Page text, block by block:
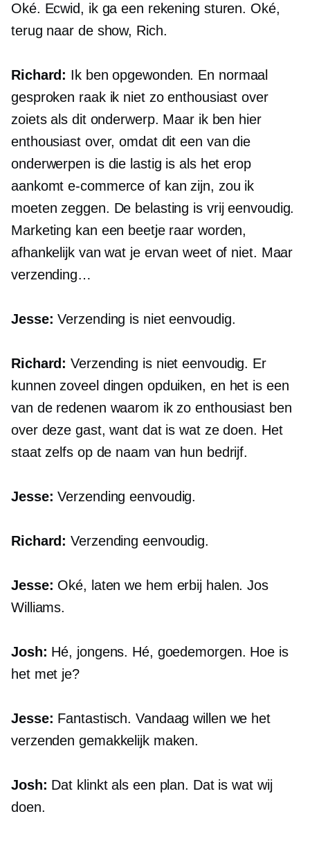
Oké. Ecwid, ik ga een rekening sturen. Oké,
terug naar de show, Rich.
Richard: Ik ben opgewonden. En normaal
gesproken raak ik niet zo enthousiast over
zoiets als dit onderwerp. Maar ik ben hier
enthousiast over, omdat dit een van die
onderwerpen is die lastig is als het erop
aankomte-commerce of kan zijn, zou ik
moeten zeggen. De belasting is vrij eenvoudig.
Marketing kan een beetje raar worden,
afhankelijk van wat je ervan weet of niet. Maar
verzending…
Jesse: Verzending is niet eenvoudig.
Richard: Verzending is niet eenvoudig. Er
kunnen zoveel dingen opduiken, en het is een
van de redenen waarom ik zo enthousiast ben
over deze gast, want dat is wat ze doen. Het
staat zelfs op de naam van hun bedrijf.
Jesse: Verzending eenvoudig.
Richard: Verzending eenvoudig.
Jesse: Oké, laten we hem erbij halen. Jos
Williams.
Josh: Hé, jongens. Hé, goedemorgen. Hoe is
het met je?
Jesse: Fantastisch. Vandaag willen we het
verzenden gemakkelijk maken.
Josh: Dat klinkt als een plan. Dat is wat wij
doen.